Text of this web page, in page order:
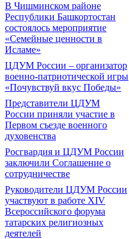
В Чишминском районе
Республики Башкортостан
состоялось мероприятие
«Семейные ценности в
Исламе»
ЦДУМ России – организатор
военно-патриотической игры
«Почувствуй вкус Победы»
Представители ЦДУМ
России приняли участие в
Первом съезде военного
духовенства
Росгвардия и ЦДУМ России
заключили Соглашение о
сотрудничестве
Руководители ЦДУМ России
участвуют в работе XIV
Всероссийского форума
татарских религиозных
деятелей